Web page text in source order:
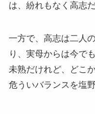
は、紛れもなく高志だ
一方で、高志は二人
り、実母からは今で
未熟だけれど、どこ
危ういバランスを塩